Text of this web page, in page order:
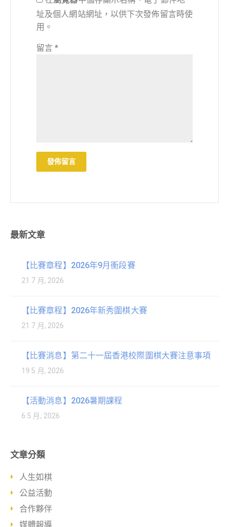
址及個人網站網址，以供下次發佈留言時使
用。
留言*
最新文章
【比賽章程】2026年9月衝段賽
21 7 月, 2026
【比賽章程】2026年新秀圍棋大賽
21 7 月, 2026
【比賽消息】第二十一屆香港校際圍棋大賽注意事項
19 5 月, 2026
【活動消息】2026暑期課程
6 5 月, 2026
文章分類
人生如棋
公益活動
合作夥伴
媒體報導